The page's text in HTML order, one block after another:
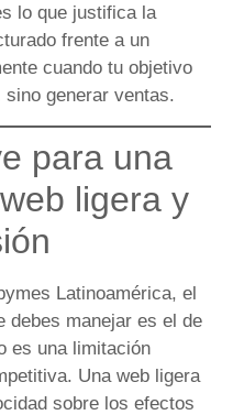
lo que justifica la
frente a un
cuando tu objetivo
generar ventas.
para una
ligera y
Latinoamérica, el
debes manejar es el de
es una limitación
Una web ligera
sobre los efectos